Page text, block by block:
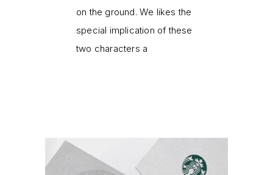
on the ground. We likes the
special implication of these
two characters a